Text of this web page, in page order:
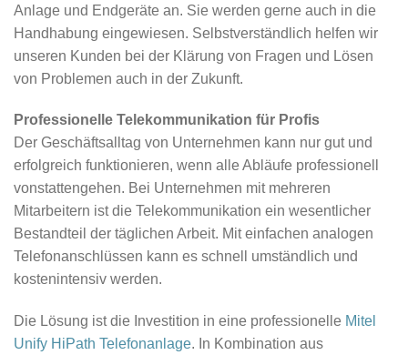
Anlage und Endgeräte an. Sie werden gerne auch in die
Handhabung eingewiesen. Selbstverständlich helfen wir
unseren Kunden bei der Klärung von Fragen und Lösen
von Problemen auch in der Zukunft.
Professionelle Telekommunikation für Profis
Der Geschäftsalltag von Unternehmen kann nur gut und
erfolgreich funktionieren, wenn alle Abläufe professionell
vonstattengehen. Bei Unternehmen mit mehreren
Mitarbeitern ist die Telekommunikation ein wesentlicher
Bestandteil der täglichen Arbeit. Mit einfachen analogen
Telefonanschlüssen kann es schnell umständlich und
kostenintensiv werden.
Die Lösung ist die Investition in eine professionelle Mitel
Unify HiPath Telefonanlage. In Kombination aus